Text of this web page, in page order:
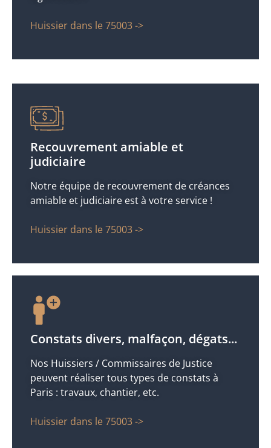
Huissier dans le 75003 ->
Recouvrement amiable et
judiciaire
Notre équipe de recouvrement de créances
amiable et judiciaire est à votre service !
Huissier dans le 75003 ->
Constats divers, malfaçon, dégats...
Nos Huissiers / Commissaires de Justice
peuvent réaliser tous types de constats à
Paris : travaux, chantier, etc.
Huissier dans le 75003 ->